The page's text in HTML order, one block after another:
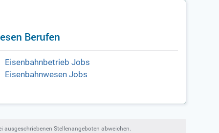
Berufen
Eisenbahnbetrieb Jobs
Eisenbahnwesen Jobs
Stellenangeboten abweichen.